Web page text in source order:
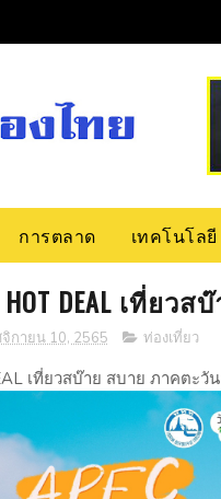
การตลาด เทคโนโลยี
DEAL เที่ย
กายน 10, 2565 ท่องเที่ยว
เที่ยวสบ๊าย สบาย ภาคตะวั